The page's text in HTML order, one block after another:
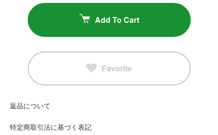
Add To Cart
Favorite
返品について
特定商取引法に基づく表記